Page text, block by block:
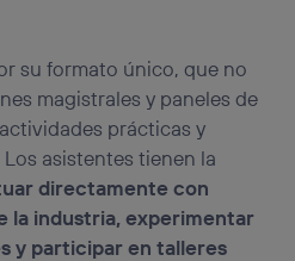
su formato único, que no
magistrales y paneles de
prácticas y
asistentes tienen la
directamente con
la industria, experimentar
y participar en talleres
móvil.
Utiq seleccionando
inferior de esta página web o
de Utiq
información, consulta
de Utiq.